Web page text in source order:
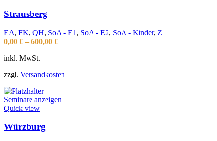
Strausberg
EA, FK, QH, SoA - E1 , SoA - E2, SoA - Kinder, Z
0,00 € – 600,00 €
inkl. MwSt.
zzgl. Versandkosten
Seminare anzeigen
Quick view
Würzburg